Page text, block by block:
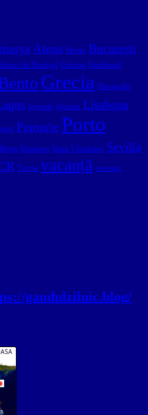
Atena Belem București
de Portugal Crăciun Ferdinand
Grecia Hierapolis
legende lipscani Lisabona
Pomorie Porto
Rojen Romaero Roza Vânturilor Sevilla
Turcia vacanță veterani
gandulzilnic.blog/